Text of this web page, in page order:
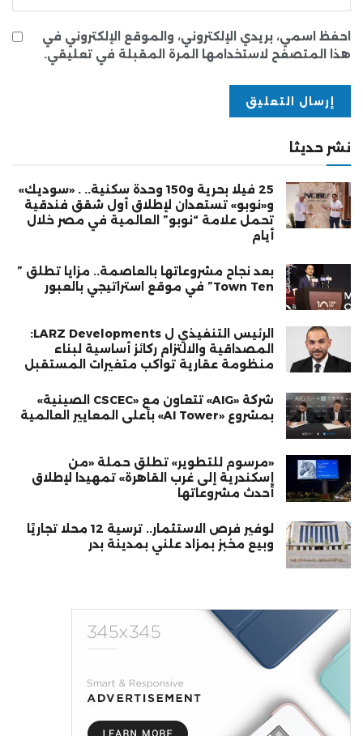
احفظ اسمي، بريدي الإلكتروني، والموقع الإلكتروني في
هذا المتصفح لاستخدامها المرة المقبلة في تعليقي.
نشر حديثا
25 فيلا بحرية و150 وحدة سكنية.. . «سوديك»
و«نوبو» تستعدان لإطلاق أول شقق فندقية
تحمل علامة “نوبو” العالمية في مصر خلال
أيام
بعد نجاح مشروعاتها بالعاصمة.. مزايا تطلق ”
Town Ten” في موقع استراتيجي بالعبور
الرئيس التنفيذي ل LARZ Developments:
المصداقية والالتزام ركائز أساسية لبناء
منظومة عقارية تواكب متغيرات المستقبل
شركة «AIG» تتعاون مع «CSCEC الصينية»
بمشروع «AI Tower» بأعلى المعايير العالمية
«مرسوم للتطوير» تطلق حملة «من
إسكندرية إلى غرب القاهرة» تمهيدا لإطلاق
أحدث مشروعاتها
لوفير فرص الاستثمار.. ترسية 12 محلًا تجاريًا
وبيع مخبز بمزاد علني بمدينة بدر